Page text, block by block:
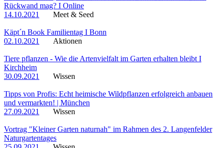
Rückwand mag? I Online
14.10.2021
Meet & Seed
Käpt´n Book Familientag I Bonn
02.10.2021
Aktionen
Tiere pflanzen - Wie die Artenvielfalt im Garten erhalten bleibt I
Kirchheim
30.09.2021
Wissen
Tipps von Profis: Echt heimische Wildpflanzen erfolgreich anbauen
und vermarkten! | München
27.09.2021
Wissen
Vortrag "Kleiner Garten naturnah" im Rahmen des 2. Langenfelder
Naturgartentages